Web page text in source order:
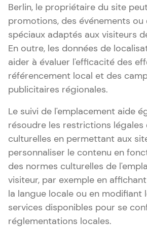
Berlin, le propriétaire du site
promotions, des événements ou
spéciaux adaptés aux visiteurs
En outre, les données de
aider à évaluer l'efficacité des
référencement local et des
publicitaires régionales.
Le suivi de l'emplacement aide
résoudre les restrictions légales
culturelles en permettant aux
personnaliser le contenu en
des normes culturelles de
visiteur, par exemple en
la langue locale ou en modifiant
services disponibles pour se
réglementations locales.